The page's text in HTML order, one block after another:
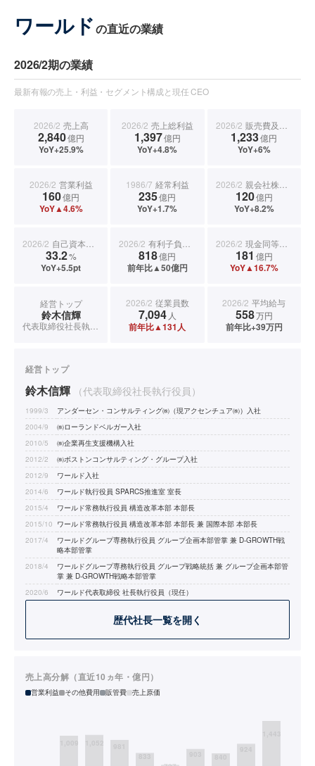
ワールド の直近の業績
2026/2期の業績
最新有報の売上・利益・セグメント構成と現任 CEO
2026/2 売上高
2,840億円
YoY+25.9%
2026/2 売上総利益
1,397億円
YoY+4.8%
2026/2 販売費及び一般管理費
1,233億円
YoY+6%
2026/2 営業利益
160億円
YoY▲4.6%
1986/7 経常利益
235億円
YoY+1.7%
2026/2 親会社株主に帰属する当期純利益
120億円
YoY+8.2%
2026/2 自己資本比率
33.2%
YoY+5.5pt
2026/2 有利子負債合計
818億円
前年比▲50億円
2026/2 現金同等物期末残高
181 億円
YoY▲16.7%
経営トップ
鈴木信輝
2026/2 従業員数
7,094 人
前年比▲131人
2026/2 平均給与
558万円
前年比+39万円
経営トップ
鈴木信輝 （代表取締役社長執行役員）
1999/3
アンダーセン・コンサルティング㈱（現アクセンチュア㈱）入社
2004/9
㈱ローランドベルガー入社
2010/5
㈱企業再生支援機構入社
2012/2
㈱ボストンコンサルティング・グループ入社
2012/9
ワールド入社
2014/6
ワールド執行役員 SPARCS推進室 室長
2015/4
ワールド常務執行役員 構造改革本部 本部長
2015/10 ワールド常務執行役員 構造改革本部 本部長 兼 国際本部 本部長
2017/4
ワールドグループ専務執行役員 グループ企画本部管掌 兼 D-GROWTH戦
略本部管掌
2018/4
ワールドグループ専務執行役員 グループ戦略統括 兼 グループ企画本部管
掌 兼 D-GROWTH戦略本部管掌
2020/6
ワールド代表取締役 社長執行役員（現任）
歴代社長一覧を開く
売上高分解（直近10ヵ年・億円）
営業利益 その他費用 販管費 売上原価